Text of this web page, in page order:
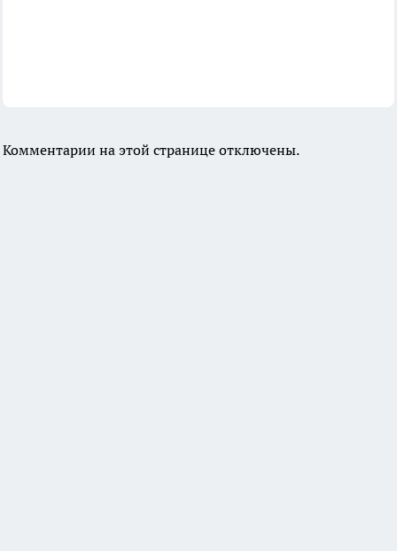
Комментарии на этой странице отключены.